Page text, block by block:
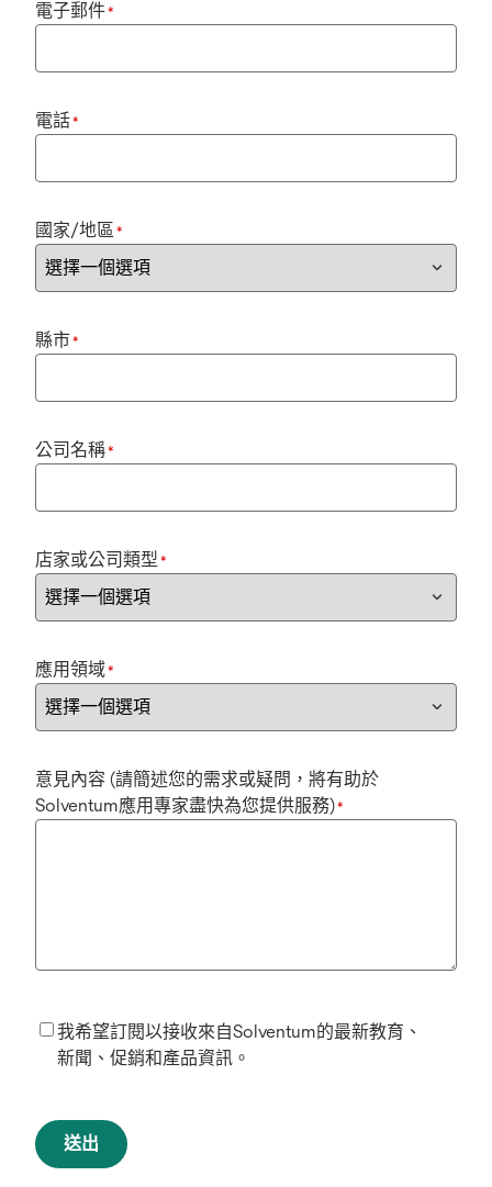
電子郵件*
電話*
國家/地區 *
縣市*
公司名稱*
店家或公司類型 *
應用領域*
意見內容 (請簡述您的需求或疑問，將有助於
Solventum應用專家盡快為您提供服務)*
我希望訂閱以接收來自Solventum的最新教育、
新聞、促銷和產品資訊。
送出